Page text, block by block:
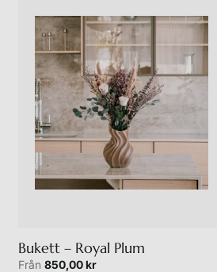
Bukett – Royal Plum
Från 850,00kr